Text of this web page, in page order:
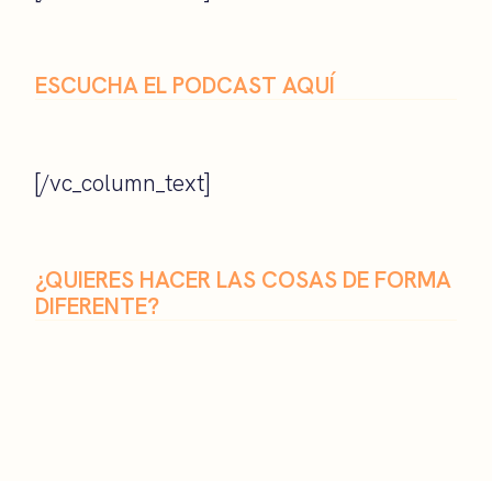
ESCUCHA EL PODCAST AQUÍ
[/vc_column_text]
¿QUIERES HACER LAS COSAS DE FORMA
DIFERENTE?